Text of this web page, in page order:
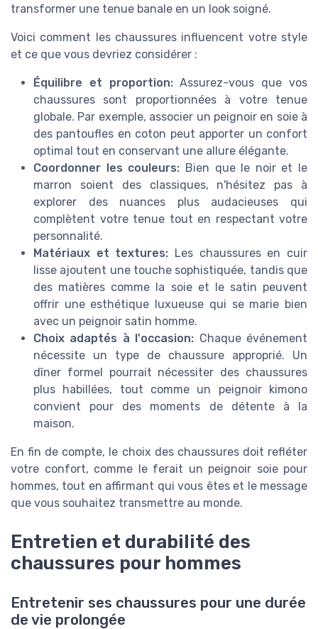
transformer une tenue banale en un look soigné.
Voici comment les chaussures influencent votre style
et ce que vous devriez considérer :
Équilibre et proportion:Assurez-vous que vos
chaussures sont proportionnées à votre tenue
globale. Par exemple, associer un peignoir en soie à
des pantoufles en coton peut apporter un confort
optimal tout en conservant une allure élégante.
Coordonner les couleurs: Bien que le noir et le
marron soient des classiques, n'hésitez pas à
explorer des nuances plus audacieuses qui
complètent votre tenue tout en respectant votre
personnalité.
Matériaux et textures: Les chaussures en cuir
lisse ajoutent une touche sophistiquée, tandis que
des matières comme la soie et le satin peuvent
offrir une esthétique luxueuse qui se marie bien
avec un peignoir satin homme.
Choix adaptés à l'occasion: Chaque événement
nécessite un type de chaussure approprié. Un
dîner formel pourrait nécessiter des chaussures
plus habillées, tout comme un peignoir kimono
convient pour des moments de détente à la
maison.
En fin de compte, le choix des chaussures doit refléter
votre confort, comme le ferait un peignoir soie pour
hommes, tout en affirmant qui vous êtes et le message
que vous souhaitez transmettre au monde.
Entretien et durabilité des
chaussures pour hommes
Entretenir ses chaussures pour une durée
de vie prolongée